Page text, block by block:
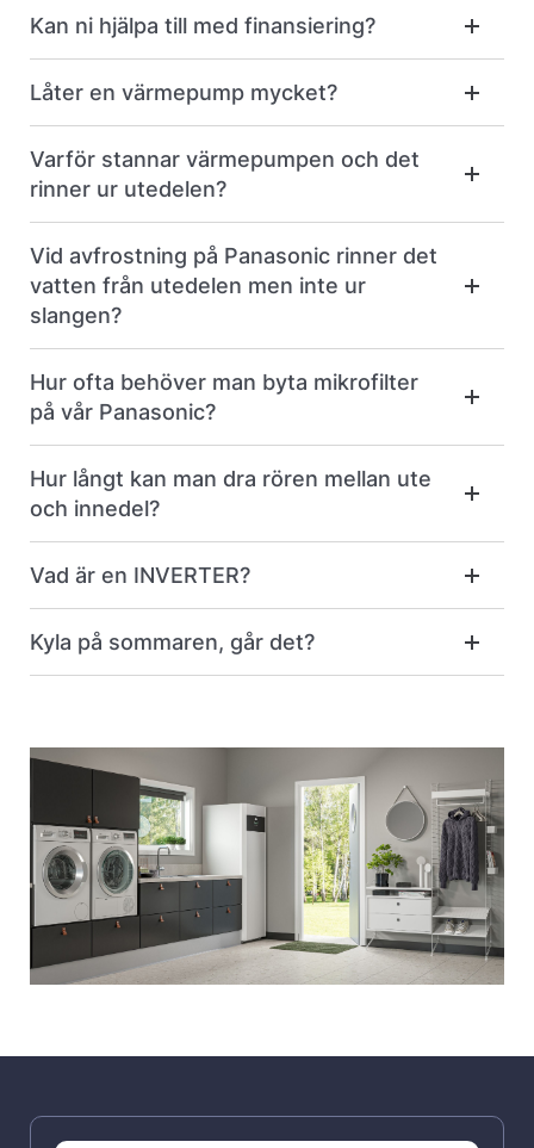
Kan ni hjälpa till med finansiering?
Låter en värmepump mycket?
Varför stannar värmepumpen och det
rinner ur utedelen?
Vid avfrostning på Panasonic rinner det
vatten från utedelen men inte ur
slangen?
Hur ofta behöver man byta mikrofilter
på vår Panasonic?
Hur långt kan man dra rören mellan ute
och innedel?
Vad är en INVERTER?
Kyla på sommaren, går det?